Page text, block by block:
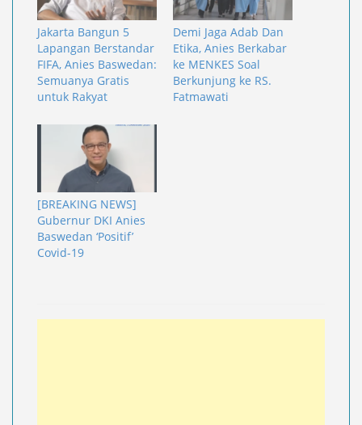
Jakarta Bangun 5
Lapangan Berstandar
FIFA, Anies Baswedan:
Semuanya Gratis
untuk Rakyat
Demi Jaga Adab Dan
Etika, Anies Berkabar
ke MENKES Soal
Berkunjung ke RS.
Fatmawati
[BREAKING NEWS]
Gubernur DKI Anies
Baswedan ‘Positif’
Covid-19